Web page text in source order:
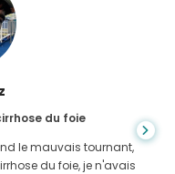
du foie
le mauvais tournant,
du foie, je n'avais